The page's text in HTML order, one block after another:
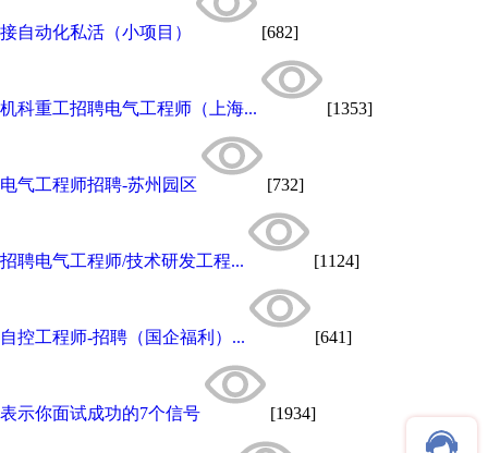
接自动化私活（小项目） [682]
机科重工招聘电气工程师（上海... [1353]
电气工程师招聘-苏州园区 [732]
招聘电气工程师/技术研发工程... [1124]
自控工程师-招聘（国企福利）... [641]
表示你面试成功的7个信号 [1934]